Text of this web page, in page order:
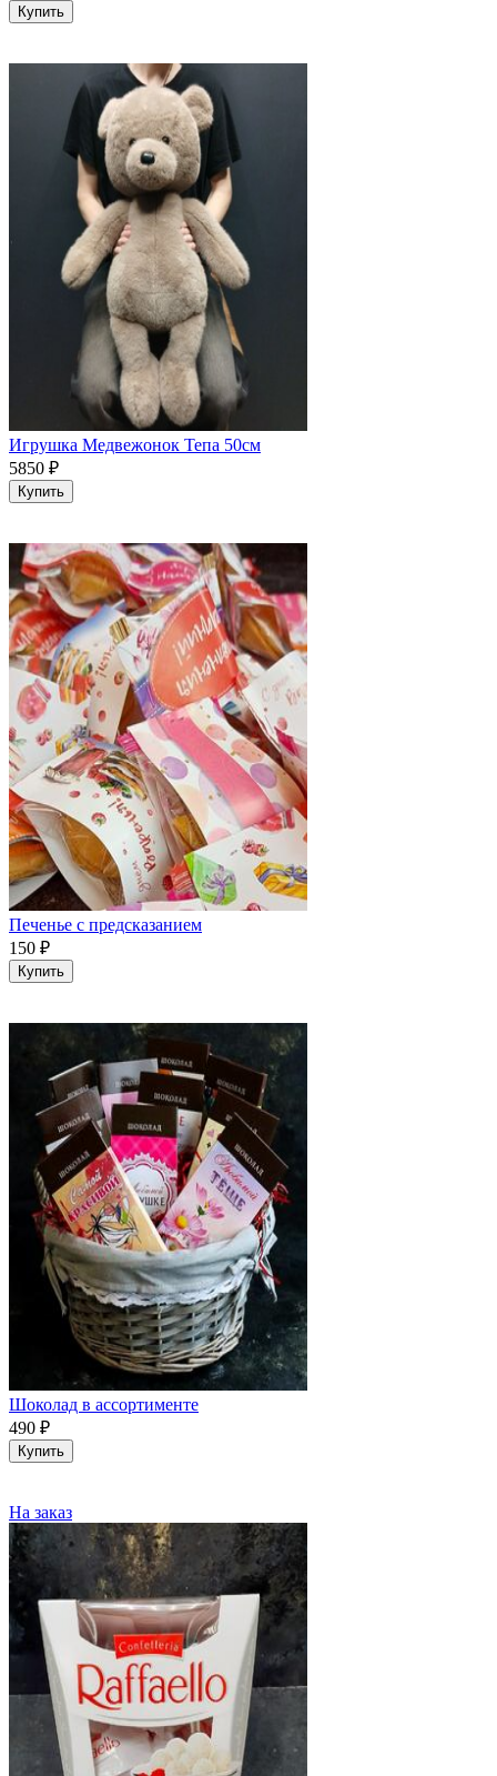
Купить
Игрушка Медвежонок Тепа 50см
5850 ₽
Купить
Печенье с предсказанием
150 ₽
Купить
Шоколад в ассортименте
490 ₽
Купить
На заказ